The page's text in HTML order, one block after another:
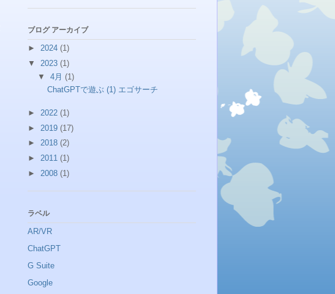
ブログ アーカイブ
► 2024 (1)
▼ 2023 (1)
▼ 4月 (1)
ChatGPTで遊ぶ (1) エゴサーチ
► 2022 (1)
► 2019 (17)
► 2018 (2)
► 2011 (1)
► 2008 (1)
ラベル
AR/VR
ChatGPT
G Suite
Google